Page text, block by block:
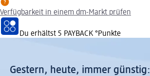
Verfügbarkeit in einem dm-Markt prüfen
Du erhältst 5 PAYBACK °Punkte
Gestern, heute, immer günstig: